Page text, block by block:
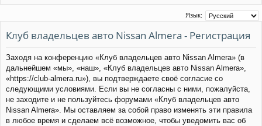
ац
и
Язык:
Клуб владельцев авто Nissan Almera - Регистрация
Заходя на конференцию «Клуб владельцев авто Nissan Almera» (в
дальнейшем «мы», «наш», «Клуб владельцев авто Nissan Almera»,
«https://club-almera.ru»), вы подтверждаете своё согласие со
следующими условиями. Если вы не согласны с ними, пожалуйста,
не заходите и не пользуйтесь форумами «Клуб владельцев авто
Nissan Almera». Мы оставляем за собой право изменять эти правила
в любое время и сделаем всё возможное, чтобы уведомить вас об